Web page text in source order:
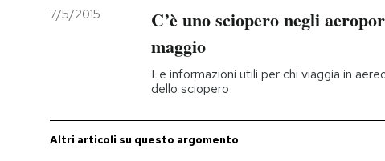
AREA PERSONALE
7/5/2015
C’è uno sciopero negli
maggio
Le informazioni utili per chi viaggia in
dello sciopero
Altri articoli su questo argomento